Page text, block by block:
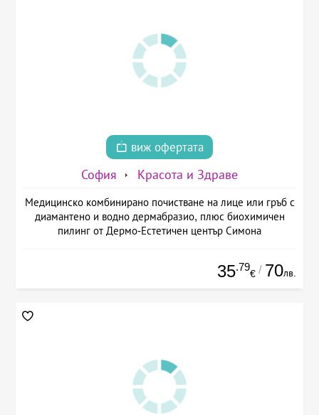
виж офертата
София Красота и Здраве
Медицинско комбинирано почистване на лице или гръб с
диамантено и водно дермабразио, плюс биохимичен
пилинг от Дермо-Естетичен център Симона
35.79
€ / 70лв.